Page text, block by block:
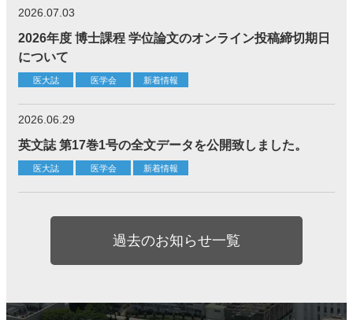
2026.07.03
2026年度 博士課程 学位論文のオンライン投稿締切期日
について
医大誌 医学会 新着情報
2026.06.29
英文誌 第17巻1号の全文データを公開致しました。
医大誌 医学会 新着情報
過去のお知らせ一覧